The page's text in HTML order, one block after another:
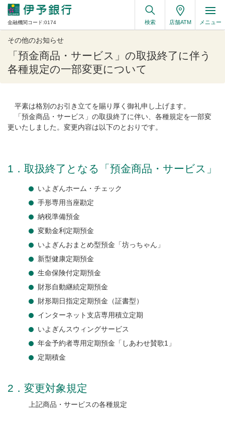
金融機関コード:0174 検索 店舗ATM メニュー
その他のお知らせ
「預金商品・サービス」の取扱終了に伴う
各種規定の一部変更について
平素は格別のお引き立てを賜り厚く御礼申し上げます。
「預金商品・サービス」の取扱終了に伴い、各種規定を一部変
更いたしました。変更内容は以下のとおりです。
1．取扱終了となる「預金商品・サービス」
いよぎんホーム・チェック
手形専用当座勘定
納税準備預金
変動金利定期預金
いよぎんおまとめ型預金「坊っちゃん」
新型健康定期預金
生命保険付定期預金
財形自動継続定期預金
財形期日指定定期預金（証書型）
インターネット支店専用積立定期
いよぎんスウィングサービス
年金予約者専用定期預金「しあわせ賛歌1」
定期積金
2．変更対象規定
上記商品・サービスの各種規定